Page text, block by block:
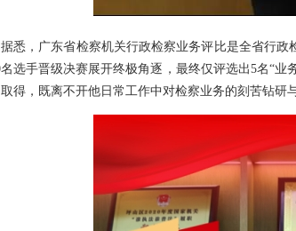
据悉，广东省检察机关行政检察业务评比是全省行政
选手晋级决赛展开终极角逐，最终仅评选出5名“业
得，既离不开他日常工作中对检察业务的刻苦钻研